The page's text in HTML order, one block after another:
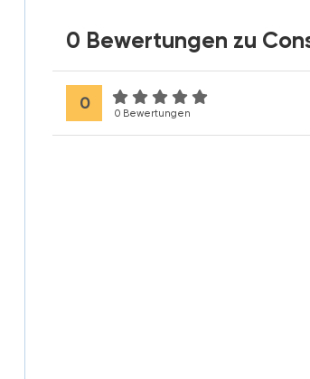
0 Bewertungen zu
0
0 Bewertungen